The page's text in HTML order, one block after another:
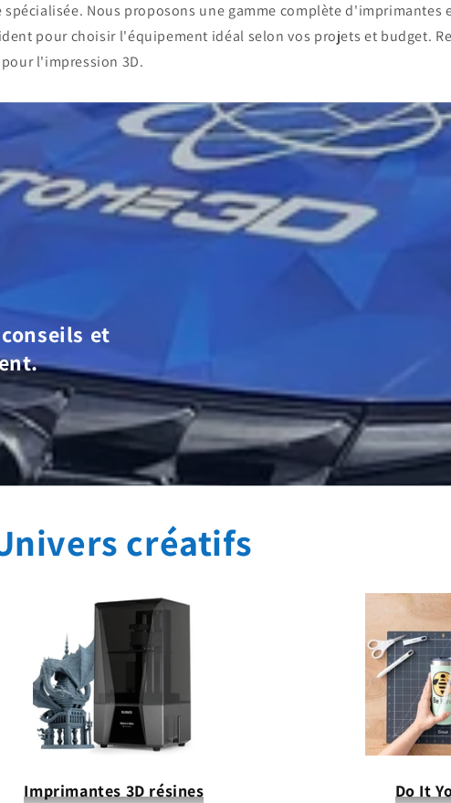
Nous proposons une gamme complète d'imprimantes
pour choisir l'équipement idéal selon vos projets et budget.
l'impression 3D.
et
créatifs
Imprimantes 3D résines Do It